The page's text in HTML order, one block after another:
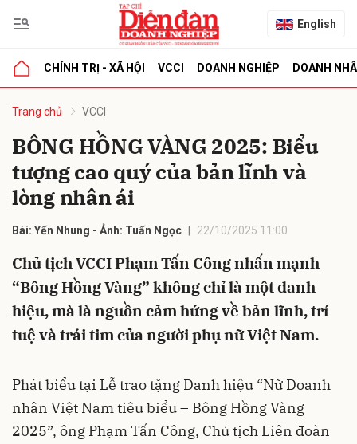
English
CHÍNH TRỊ - XÃ HỘI VCCI DOANH NGHIỆP DOANH
Trang chủ VCCI
BÔNG HỒNG VÀNG 2025: Biểu
tượng cao quý của bản lĩnh và
lòng nhân ái
Bài: Yến Nhung - Ảnh: Tuấn Ngọc 22/10/2025 11:00
Chủ tịch VCCI Phạm Tấn Công nhấn mạnh
“Bông Hồng Vàng” không chỉ là một danh
hiệu, mà là nguồn cảm hứng về bản lĩnh, trí
tuệ và trái tim của người phụ nữ Việt Nam.
Phát biểu tại Lễ trao tặng Danh hiệu “Nữ Doanh
nhân Việt Nam tiêu biểu – Bông Hồng Vàng
2025”, ông Phạm Tấn Công, Chủ tịch Liên đoàn
luận
Hủy